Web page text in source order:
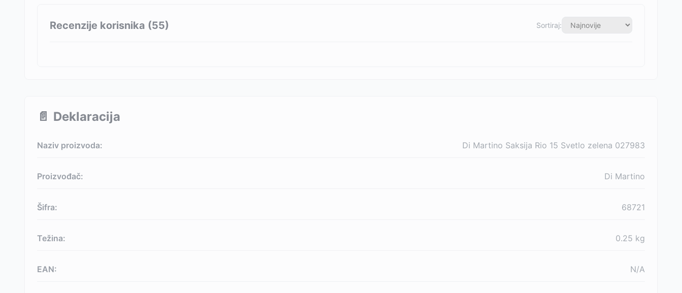
Recenzije korisnika (55) Sortiraj:
📄 Deklaracija
Naziv proizvoda: Di Martino Saksija Rio 15 Svetlo zelena 027983
Proizvođač: Di Martino
Šifra: 68721
Težina: 0.25 kg
EAN: N/A